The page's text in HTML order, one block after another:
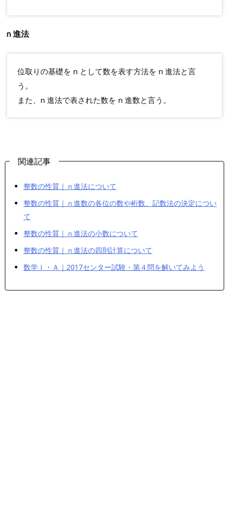
ｎ進法
位取りの基礎を n として数を表す方法を n 進法と言
う。
また、n 進法で表された数を n 進数と言う。
関連記事
整数の性質｜ｎ進法について
整数の性質｜ｎ進数の各位の数や桁数、記数法の決定につい
て
整数の性質｜ｎ進法の小数について
整数の性質｜ｎ進法の四則計算について
数学Ｉ・Ａ｜2017センター試験・第４問を解いてみよう